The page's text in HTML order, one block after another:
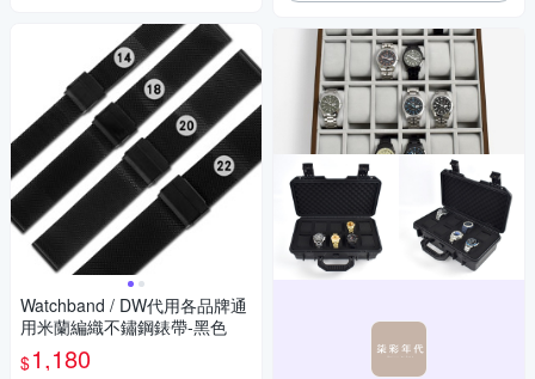
Watchband / DW代用各品牌通
用米蘭編織不鏽鋼錶帶-黑色
$1,180